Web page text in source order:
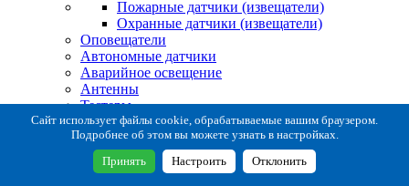
Пожарные датчики (извещатели)
Охранные датчики (извещатели)
Оповещатели
Автономные датчики
Аварийное освещение
Антенны
Тестеры
Система сбора извещений
Расходные и монтажные материалы
Коробки коммутационные
Кронштейны для извещателей
Сайт использует файлы cookie, обрабатываемые вашим браузером.
Подробнее об этом вы можете узнать в настройках.
Принять Настроить Отклонить